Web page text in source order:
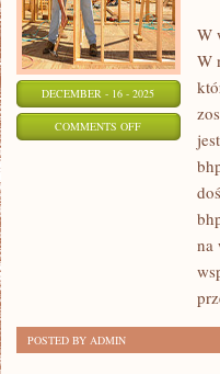
DECEMBER - 16 - 2025
COMMENTS OFFON
PLANUJESZ
W
W
na
POSTED BY ADMIN